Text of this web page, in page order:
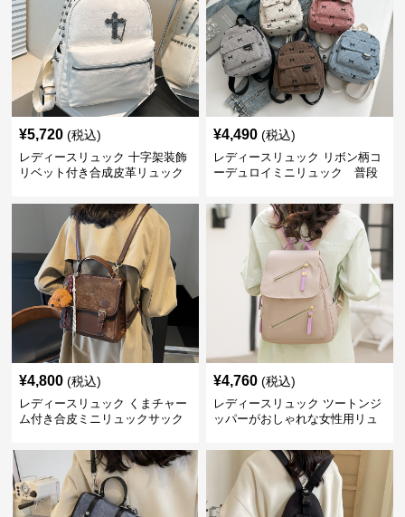
¥5,720 (税込)
レディースリュック 十字架装飾
リベット付き合成皮革リュック
¥4,490 (税込)
レディースリュック リボン柄コ
ーデュロイミニリュック 普段
¥4,800 (税込)
レディースリュック くまチャー
ム付き合皮ミニリュックサック
¥4,760 (税込)
レディースリュック ツートンジ
ッパーがおしゃれな女性用リュ